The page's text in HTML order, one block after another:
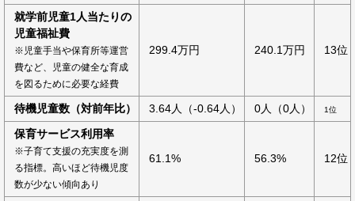
就学前児童1人当たりの
児童福祉費
※児童手当や保育所等運営
費など、児童の健全な育成
を図るために必要な経費
299.4万円 240.1万円 13位
待機児童数（対前年比） 3.64人（-0.64人） 0人（0人） 1位
保育サービス利用率
※子育て支援の充実度を測
る指標。高いほど待機児度
数が少ない傾向あり
61.1% 56.3% 12位